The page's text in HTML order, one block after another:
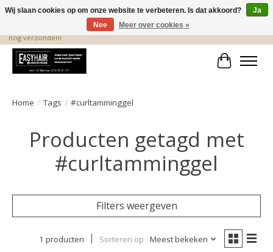
De beste produkten staan hier! Voor 15.00 uur besteld, wordt dezelfde dag
nog verzonden!
Home / Tags / #curltamminggel
Producten getagd met
#curltamminggel
Filters weergeven
1 producten Sorteren op Meest bekeken
Wij slaan cookies op om onze website te verbeteren. Is dat akkoord?
Ja
Nee
Meer over cookies »